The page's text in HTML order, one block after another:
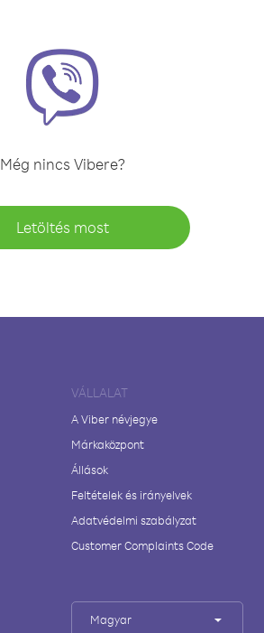
Még nincs Vibere?
Letöltés most
VÁLLALAT
A Viber névjegye
Márkaközpont
Állások
Feltételek és irányelvek
Adatvédelmi szabályzat
Customer Complaints Code
Magyar